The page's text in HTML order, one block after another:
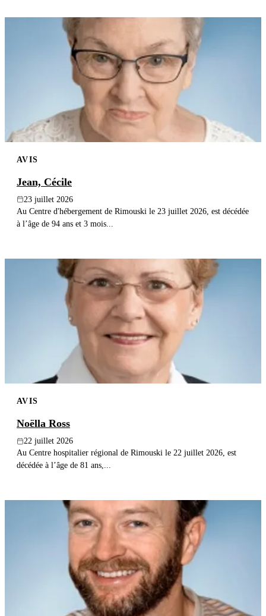
AVIS
Jean, Cécile
23 juillet 2026
Au Centre d'hébergement de Rimouski le 23 juillet 2026, est décédée
à l’âge de 94 ans et 3 mois...
AVIS
Noëlla Ross
22 juillet 2026
Au Centre hospitalier régional de Rimouski le 22 juillet 2026, est
décédée à l’âge de 81 ans,...